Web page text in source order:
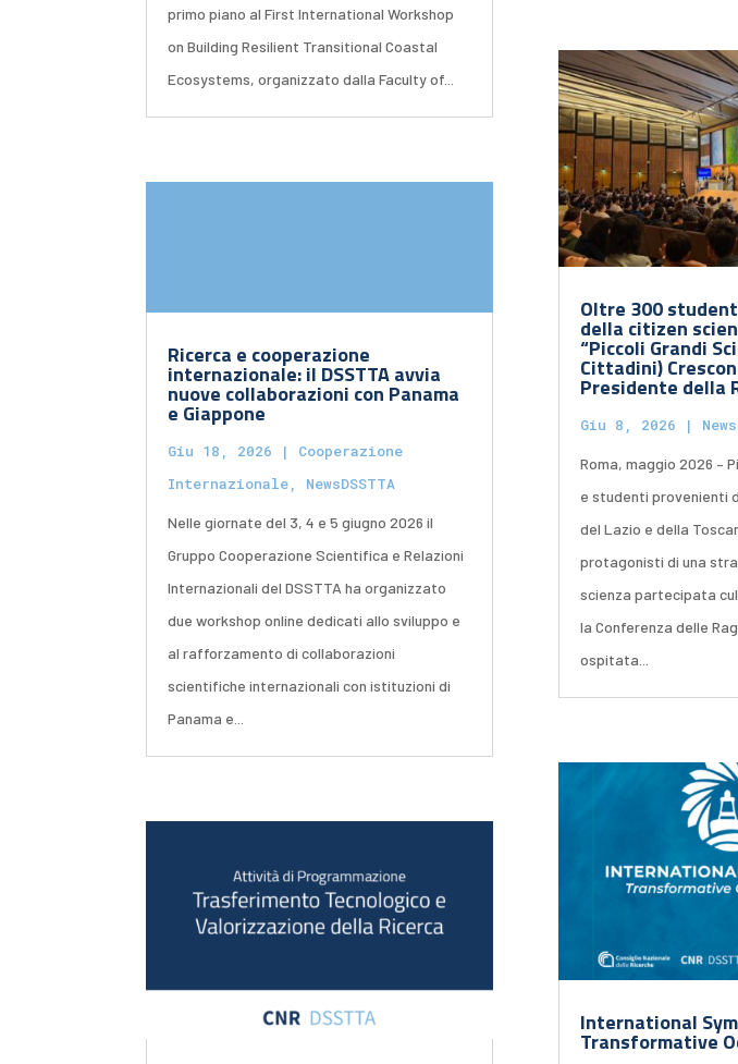
primo piano al First International Workshop
on Building Resilient Transitional Coastal
Ecosystems, organizzato dalla Faculty of...
Ricerca e cooperazione
internazionale: il DSSTTA avvia
nuove collaborazioni con Panama
e Giappone
Giu 18, 2026 | Cooperazione
Internazionale, NewsDSSTTA
Nelle giornate del 3, 4 e 5 giugno 2026 il
Gruppo Cooperazione Scientifica e Relazioni
Internazionali del DSSTTA ha organizzato
due workshop online dedicati allo sviluppo e
al rafforzamento di collaborazioni
scientifiche internazionali con istituzioni di
Panama e...
Oltre 300
della citizen
“Piccoli Grandi
Cittadini)
Presidente della
Giu 8, 2026 |
Roma, maggio 2026 –
e studenti provenienti
del Lazio e della
protagonisti di una
scienza partecipata
la Conferenza delle
ospitata...
International
Transformative